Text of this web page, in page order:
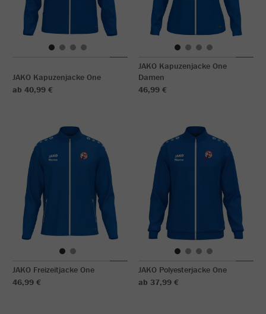
JAKO Kapuzenjacke One
ab 40,99 €
JAKO Kapuzenjacke One
Damen
46,99 €
JAKO Freizeitjacke One
46,99 €
JAKO Polyesterjacke One
ab 37,99 €